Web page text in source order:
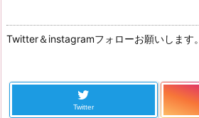
Twitter＆instagramフォローお願いします。
Twitter